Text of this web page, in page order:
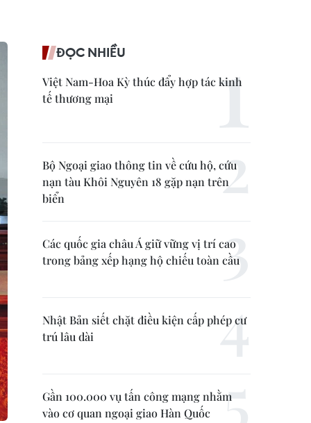
ĐỌC NHIỀU
Việt Nam-Hoa Kỳ thúc đẩy hợp tác kinh
tế thương mại
Bộ Ngoại giao thông tin về cứu hộ, cứu
nạn tàu Khôi Nguyên 18 gặp nạn trên
biển
Các quốc gia châu Á giữ vững vị trí cao
trong bảng xếp hạng hộ chiếu toàn cầu
Nhật Bản siết chặt điều kiện cấp phép cư
trú lâu dài
Gần 100.000 vụ tấn công mạng nhằm
vào cơ quan ngoại giao Hàn Quốc